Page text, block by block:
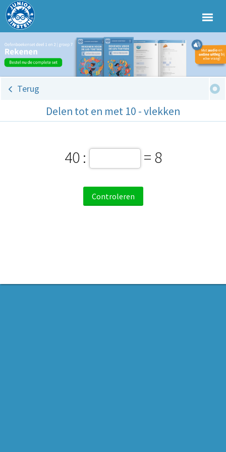
Terug
Delen tot en met 10 - vlekken
40 : = 8